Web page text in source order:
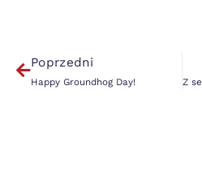
Poprzedni
Happy Groundhog Day!